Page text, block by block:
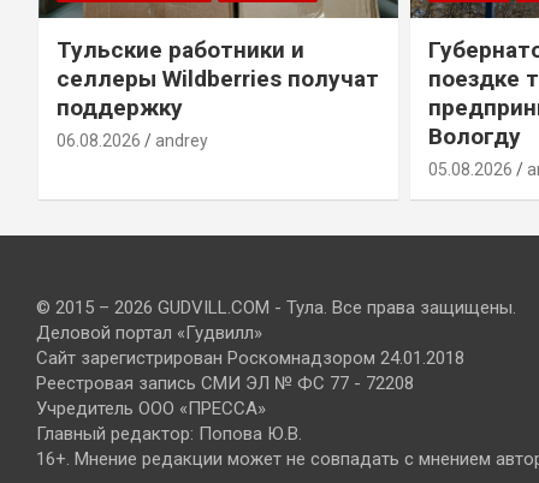
Тульские работники и
селлеры Wildberries получат
поддержку
06.08.2026 andrey
поездке
Вологду
05.08.2026
© 2015 – 2026 GUDVILL.COM - Тула. Все права защищены.
Деловой портал «Гудвилл»
Сайт зарегистрирован Роскомнадзором 24.01.2018
Реестровая запись СМИ ЭЛ № ФС 77 - 72208
Учредитель ООО «ПРЕССА»
Главный редактор: Попова Ю.В.
16+. Мнение редакции может не совпадать с мнением